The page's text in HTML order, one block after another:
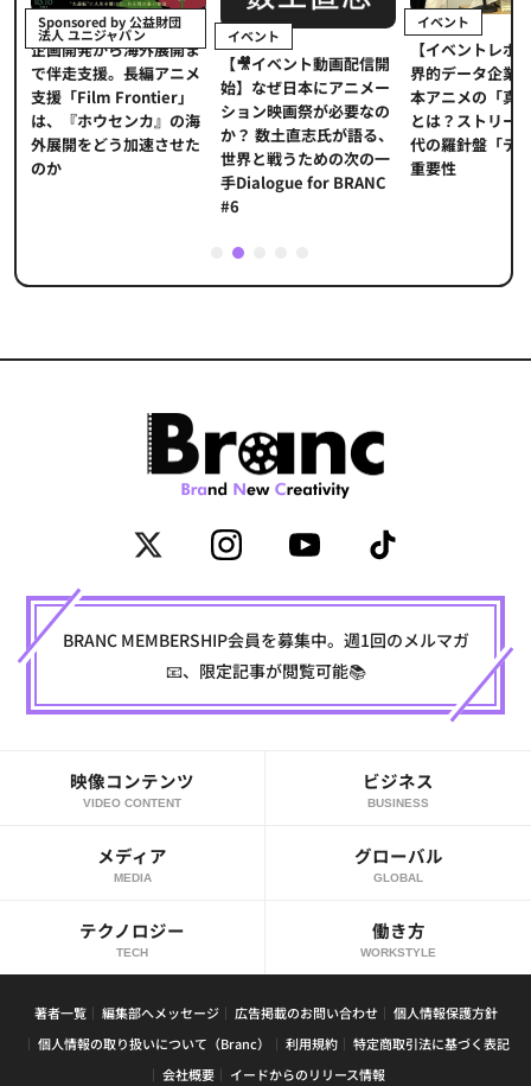
Sponsored by 公益財団
法人 ユニジャパン
企画開発から海外展開ま
で伴走支援。長編アニメ
支援「Film Frontier」
は、『ホウセンカ』の海
外展開をどう加速させた
のか
イベント
【🎥イベント動画配信開
始】なぜ日本にアニメー
ション映画祭が必要なの
か？ 数土直志氏が語る、
世界と戦うための次の一
手Dialogue for BRANC
#6
イベント
【イベントレポ
界的データ企業
本アニメの「真
とは？ストリー
代の羅針盤「デ
重要性
2
BRANC MEMBERSHIP会員を募集中。週1回のメルマガ
📧、限定記事が閲覧可能📚
映像コンテンツ
VIDEO CONTENT
ビジネス
BUSINESS
メディア
MEDIA
グローバル
GLOBAL
テクノロジー
TECH
働き方
WORKSTYLE
著者一覧 編集部へメッセージ 広告掲載のお問い合わせ
個人情報保護方針
個人情報の取り扱いについて（Branc）
利用規約
特定商取引法に基づく表記
会社概要
イードからのリリース情報